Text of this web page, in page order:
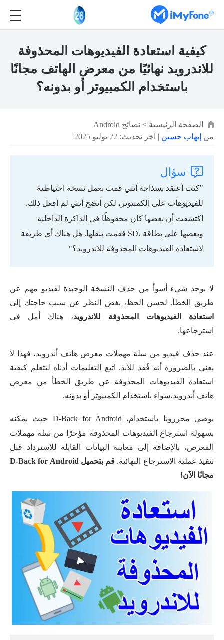
كيفية استعادة الفيديوهات المحذوفة
للاندرويد نهائيًا من معرض الهاتف مجانًا
باستخدام الكمبيوتر أو بدونه؟
الصفحة الرئيسية > نصائح Android
من إيهاب حسين | آخر تحديث: 22 يوليو 2025
سؤال
"كنت أعتقد بسذاجة أنني قمت بعمل نسخة احتياطية
للفيديوهات على الكمبيوتر، لكن اتضح أنني لم أفعل ذلك.
اكتشفت أن بعضها كان محفوظًا في الذاكرة الداخلية
وبعضها على بطاقة ،SD فقمت بنقلها. هل هناك أي طريقة
لاستعادة الفيديوهات المحذوفة للاندرويد؟"
لا يوجد شيء أسوأ من حذف النسخة الوحيدة لفيديو مهم عن
طريق الخطأ. لحسن الحظ، بغض النظر عن سبب حاجتك إلى
استعادة الفيديوهات المحذوفة للاندرويد، هناك أمل في
استرجاعها.
عند حذف فيديو من سلة مهملات معرض هاتف أندرويد، فهذا لا
يعني بالضرورة أنه فُقد للأبد. اتبع التعليمات أدناه لتتعلم كيفية
استعادة الفيديوهات المحذوفة عن طريق الخطأ من معرض
هاتف أندرويد،سواء باستخدام الكمبيوتر أو بدونه.
يوصي محررونا باستخدام، D-Back for Android حيث يمكنه
بسهولة استرجاع الفيديوهات المحذوفة مؤخرًا من سلة مهملات
المعرض، بالإضافة إلى معاينة البيانات القابلة للاسترداد قبل
تنفيذ عملية الاسترجاع النهائية.
قم بتحميل D-Back for Android
مجانًا الآن!